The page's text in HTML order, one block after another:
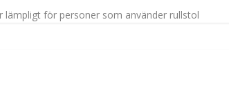
lämpligt för personer som använder rullstol